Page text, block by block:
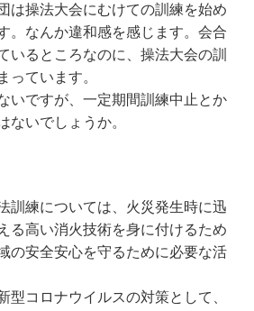
は操法大会にむけての訓練を始め
。なんか違和感を感じます。会合
いるところなのに、操法大会の訓
っています。
いですが、一定期間訓練中止とか
ないでしょうか。
訓練については、火災発生時に迅
る高い消火技術を身に付けるため
の安全安心を守るために必要な活
型コロナウイルスの対策として、